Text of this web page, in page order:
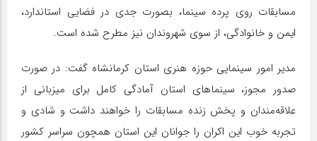
مسابقات روی پرده سینما، بصورت جدی در فضایی استاندارد،
ایمن و خانوادگی، از سوی شهروندان نیز مطرح شده است.
مدیر امور سینمایی حوزه هنری استان کرمانشاه گفت: در صورت
صدور مجوز، سینماهای استان آمادگی کامل برای میزبانی از
علاقه‌مندان و پخش زنده مسابقات را خواهند داشت و شادی و
تجربه خوب این اکران را جوانان این استان همچون سراسر کشور